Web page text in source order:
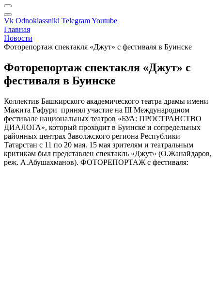
Vk Odnoklassniki TelegramYoutube
Главная
Новости
Фоторепортаж спектакля «Джут» с фестиваля в Буинске
Фоторепортаж спектакля «Джут» с
фестиваля в Буинске
Коллектив Башкирского академического театра драмы имени
Мажита Гафури принял участие на III Международном
фестивале национальных театров «БУА: ПРОСТРАНСТВО
ДИАЛОГА», который проходит в Буинске и сопредельных
районных центрах Заволжского региона Республики
Татарстан с 11 по 20 мая. 15 мая зрителям и театральным
критикам был представлен спектакль «Джут» (О.Жанайдаров,
реж. А.Абушахманов). ФОТОРЕПОРТАЖ с фестиваля: